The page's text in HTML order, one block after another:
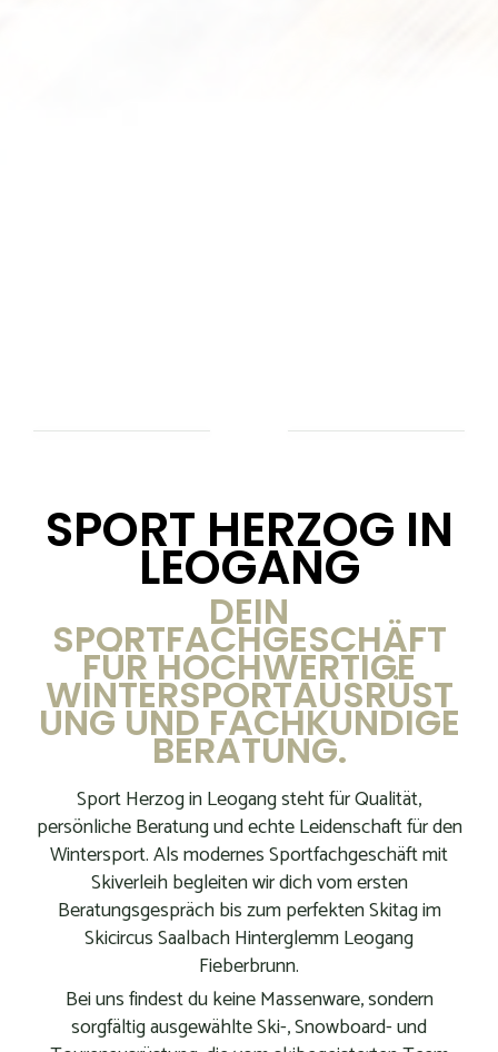
SPORT HERZOG IN
LEOGANG
DEIN
SPORTFACHGESCHÄFT
FÜR HOCHWERTIGE
WINTERSPORTAUSRÜST
UNG UND FACHKUNDIGE
BERATUNG.
Sport Herzog in Leogang steht für Qualität,
persönliche Beratung und echte Leidenschaft für den
Wintersport. Als modernes Sportfachgeschäft mit
Skiverleih begleiten wir dich vom ersten
Beratungsgespräch bis zum perfekten Skitag im
Skicircus Saalbach Hinterglemm Leogang
Fieberbrunn.
Bei uns findest du keine Massenware, sondern
sorgfältig ausgewählte Ski-, Snowboard- und